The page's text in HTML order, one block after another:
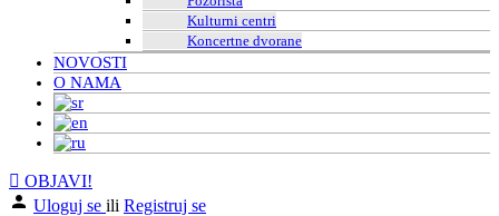
Kulturni centri
Koncertne dvorane
NOVOSTI
O NAMA
OBJAVI!
Uloguj se ili Registruj se